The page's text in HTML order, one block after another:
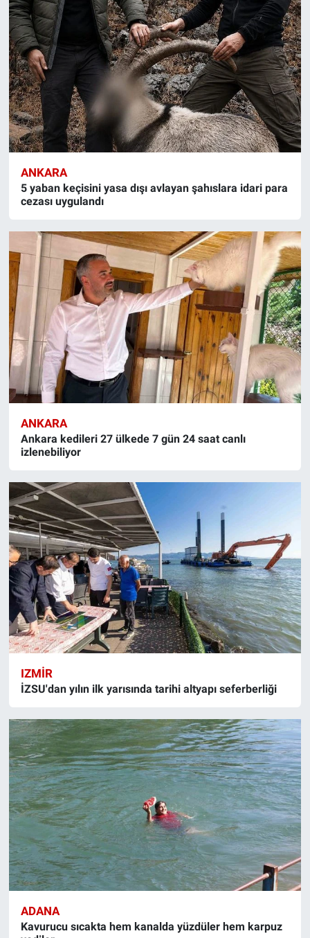
ANKARA
5 yaban keçisini yasa dışı avlayan şahıslara idari para
cezası uygulandı
ANKARA
Ankara kedileri 27 ülkede 7 gün 24 saat canlı
izlenebiliyor
IZMIR
İZSU'dan yılın ilk yarısında tarihi altyapı seferberliği
ADANA
Kavurucu sıcakta hem kanalda yüzdüler hem karpuz